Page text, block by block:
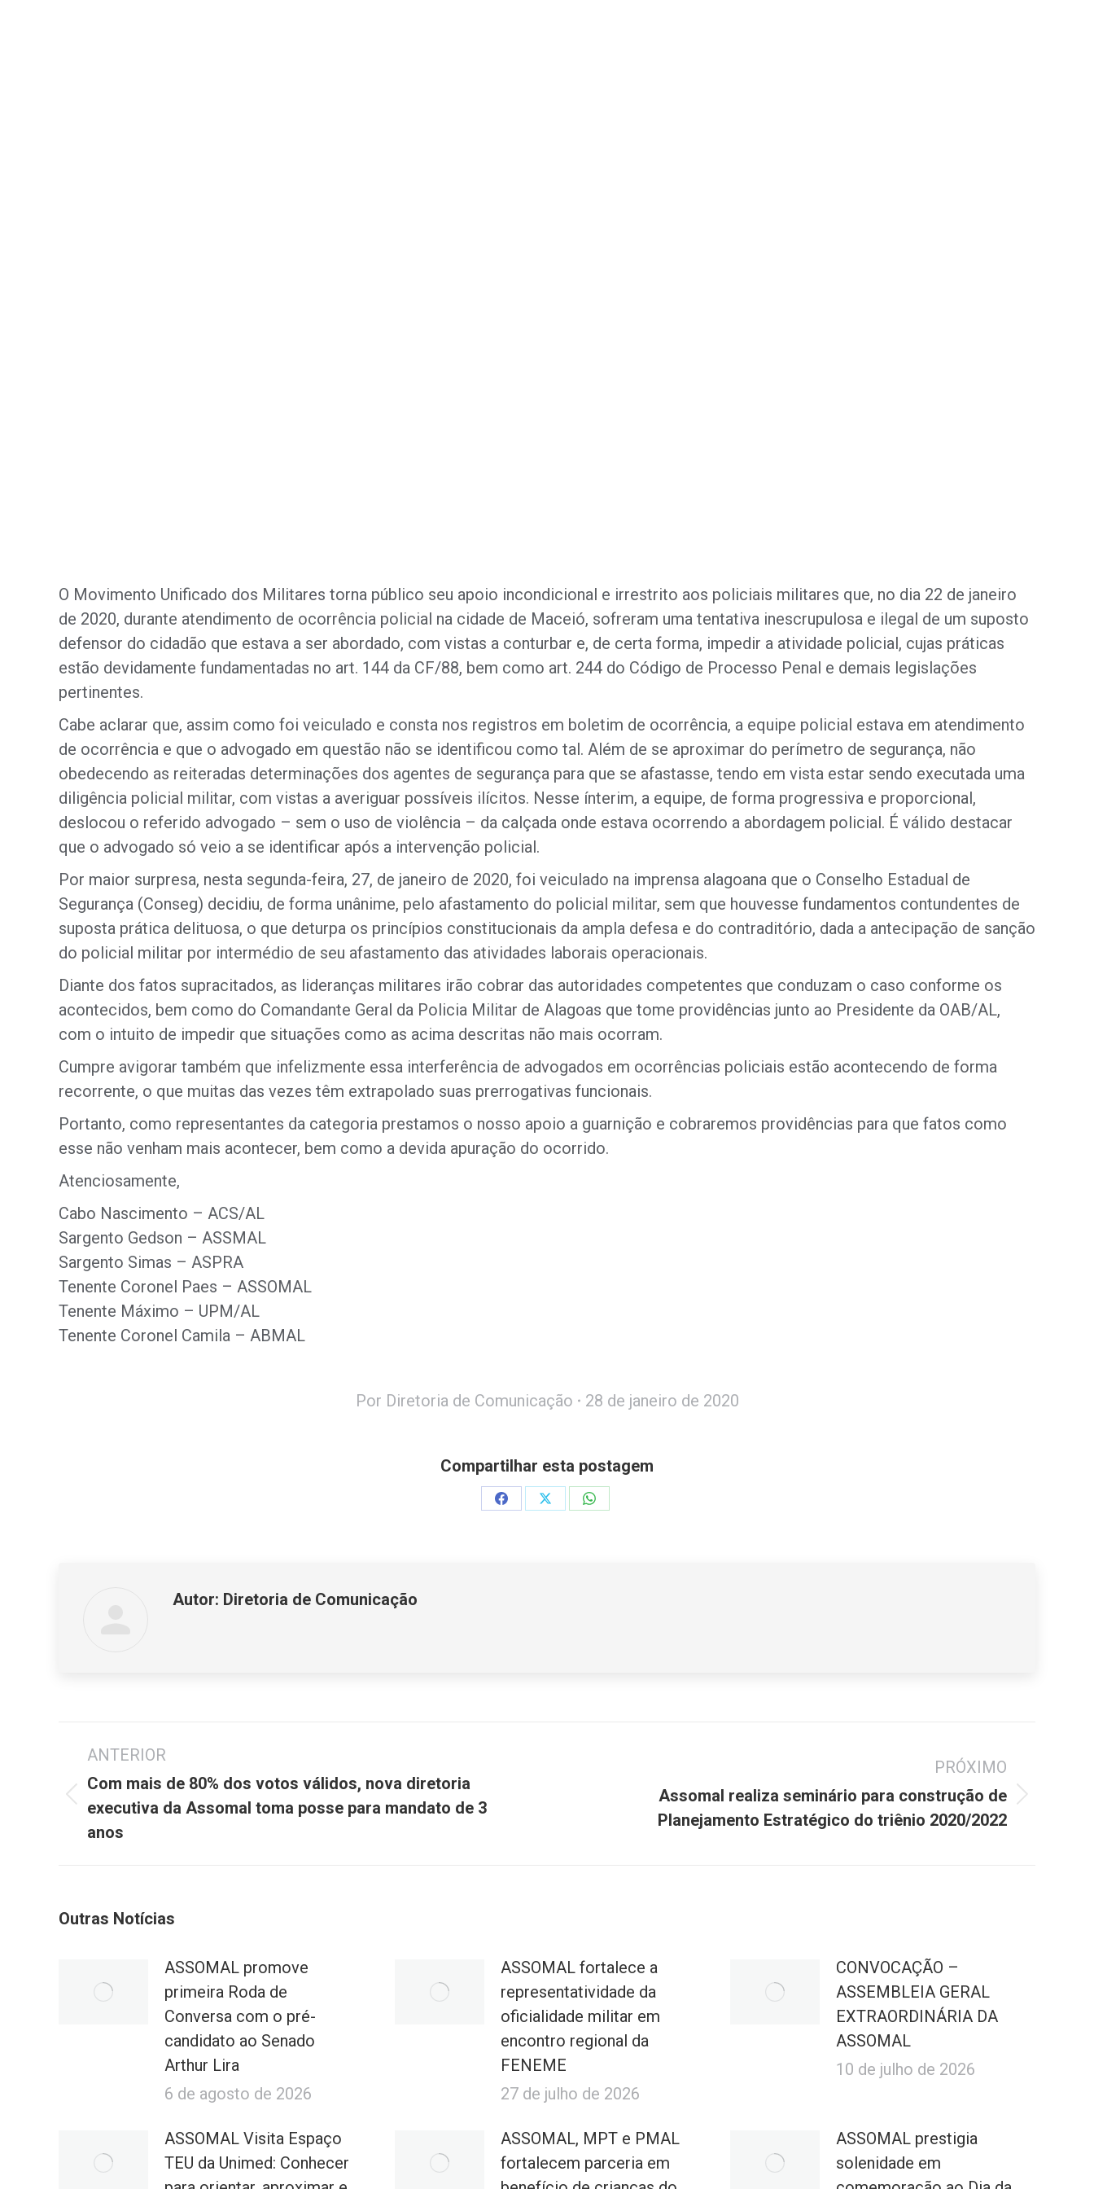
O Movimento Unificado dos Militares torna público seu apoio incondicional e irrestrito aos policiais militares que, no dia 22 de janeiro
de 2020, durante atendimento de ocorrência policial na cidade de Maceió, sofreram uma tentativa inescrupulosa e ilegal de um suposto
defensor do cidadão que estava a ser abordado, com vistas a conturbar e, de certa forma, impedir a atividade policial, cujas práticas
estão devidamente fundamentadas no art. 144 da CF/88, bem como art. 244 do Código de Processo Penal e demais legislações
pertinentes.
Cabe aclarar que, assim como foi veiculado e consta nos registros em boletim de ocorrência, a equipe policial estava em atendimento
de ocorrência e que o advogado em questão não se identificou como tal. Além de se aproximar do perímetro de segurança, não
obedecendo as reiteradas determinações dos agentes de segurança para que se afastasse, tendo em vista estar sendo executada uma
diligência policial militar, com vistas a averiguar possíveis ilícitos. Nesse ínterim, a equipe, de forma progressiva e proporcional,
deslocou o referido advogado – sem o uso de violência – da calçada onde estava ocorrendo a abordagem policial. É válido destacar
que o advogado só veio a se identificar após a intervenção policial.
Por maior surpresa, nesta segunda-feira, 27, de janeiro de 2020, foi veiculado na imprensa alagoana que o Conselho Estadual de
Segurança (Conseg) decidiu, de forma unânime, pelo afastamento do policial militar, sem que houvesse fundamentos contundentes de
suposta prática delituosa, o que deturpa os princípios constitucionais da ampla defesa e do contraditório, dada a antecipação de sanção
do policial militar por intermédio de seu afastamento das atividades laborais operacionais.
Diante dos fatos supracitados, as lideranças militares irão cobrar das autoridades competentes que conduzam o caso conforme os
acontecidos, bem como do Comandante Geral da Policia Militar de Alagoas que tome providências junto ao Presidente da OAB/AL,
com o intuito de impedir que situações como as acima descritas não mais ocorram.
Cumpre avigorar também que infelizmente essa interferência de advogados em ocorrências policiais estão acontecendo de forma
recorrente, o que muitas das vezes têm extrapolado suas prerrogativas funcionais.
Portanto, como representantes da categoria prestamos o nosso apoio a guarnição e cobraremos providências para que fatos como
esse não venham mais acontecer, bem como a devida apuração do ocorrido.
Atenciosamente,
Cabo Nascimento – ACS/AL
Sargento Gedson – ASSMAL
Sargento Simas – ASPRA
Tenente Coronel Paes – ASSOMAL
Tenente Máximo – UPM/AL
Tenente Coronel Camila – ABMAL
Por Diretoria de Comunicação 28 de janeiro de 2020
Compartilhar esta postagem
Share
Share
Share
Autor: Diretoria de Comunicação
post:
ANTERIOR
Post
anterior:
Com mais de 80% dos votos válidos, nova diretoria
executiva da Assomal toma posse para mandato de 3
anos
PRÓXIMO
Assomal realiza seminário para construção de
Planejamento Estratégico do triênio 2020/2022
Outras Notícias
ASSOMAL promove
primeira Roda de
Conversa com o pré-
candidato ao Senado
Arthur Lira
6 de agosto de 2026
ASSOMAL fortalece a
representatividade da
oficialidade militar em
encontro regional da
FENEME
27 de julho de 2026
CONVOCAÇÃO –
ASSEMBLEIA GERAL
EXTRAORDINÁRIA DA
ASSOMAL
10 de julho de 2026
ASSOMAL Visita Espaço
TEU da Unimed: Conhecer
ASSOMAL, MPT e PMAL
fortalecem parceria em
ASSOMAL prestigia
solenidade em